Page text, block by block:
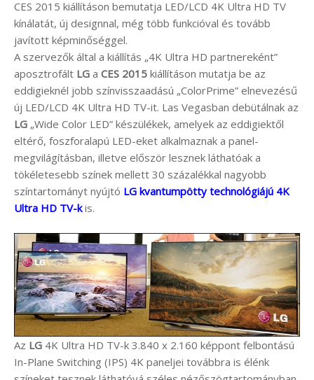
CES 2015 kiállításon bemutatja LED/LCD 4K Ultra HD TV
kínálatát, új designnal, még több funkcióval és tovább
javított képminőséggel.
A szervezők által a kiállítás „4K Ultra HD partnereként”
aposztrofált LG a CES 2015 kiállításon mutatja be az
eddigieknél jobb színvisszaadású „ColorPrime” elnevezésű
új LED/LCD 4K Ultra HD TV-it. Las Vegasban debütálnak az
LG „Wide Color LED” készülékek, amelyek az eddigiektől
eltérő, foszforalapú LED-eket alkalmaznak a panel-
megvilágításban, illetve először lesznek láthatóak a
tökéletesebb színek mellett 30 százalékkal nagyobb
színtartományt nyújtó LG kvantumpötty technológiájú 4K
Ultra HD TV-kis.
Az LG 4K Ultra HD TV-k 3.840 x 2.160 képpont felbontású
In-Plane Switching (IPS) 4K paneljei továbbra is élénk